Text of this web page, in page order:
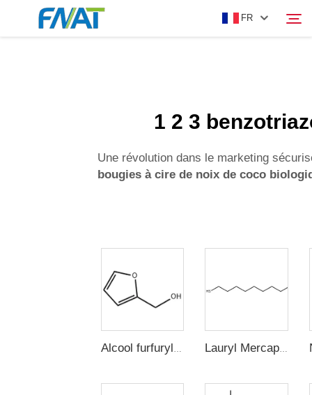
FR
1 2 3
Une révolution dans le marketing
bougies à cire de noix de coco
Alcool furfurylique Lauryl Mercaptan (n-Dodecyl Mercaptan, 1-Dodecanethiol)